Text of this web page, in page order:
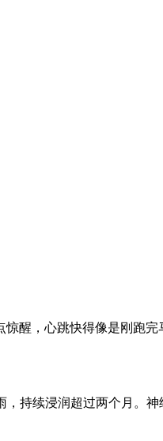
，心跳快得像是刚跑完
持续浸润超过两个月。神